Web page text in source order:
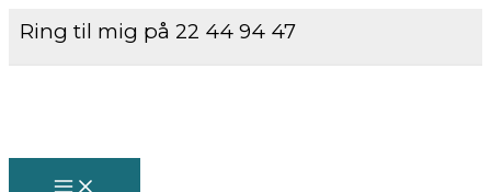
Ring til mig på 22 44 94 47